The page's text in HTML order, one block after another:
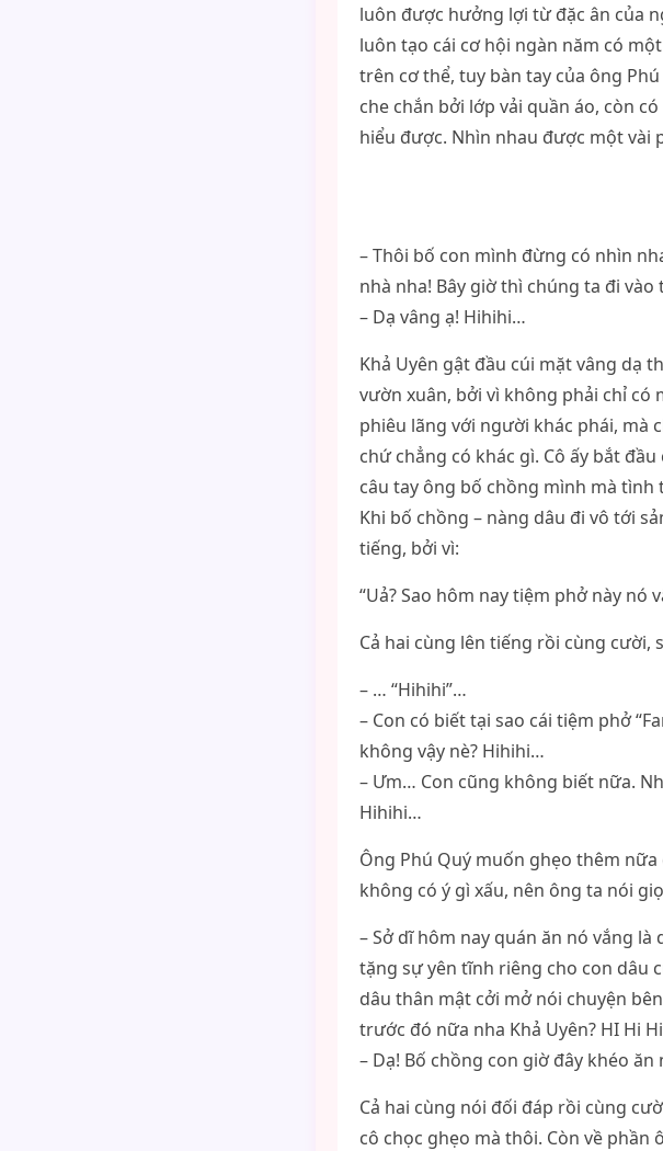
luôn được hưởng lợi từ đặc ân của
luôn tạo cái cơ hội ngàn năm có
trên cơ thể, tuy bàn tay của ông
che chắn bởi lớp vải quần áo, còn
hiểu được. Nhìn nhau được một vài
– Thôi bố con mình đừng có nhìn
nhà nha! Bây giờ thì chúng ta đi
– Dạ vâng ạ! Hihihi…
Khả Uyên gật đầu cúi mặt vâng dạ
vườn xuân, bởi vì không phải chỉ có
phiêu lãng với người khác phái, mà
chứ chẳng có khác gì. Cô ấy bắt
câu tay ông bố chồng mình mà
Khi bố chồng – nàng dâu đi vô tới
tiếng, bởi vì:
“Uả? Sao hôm nay tiệm phở này nó
Cả hai cùng lên tiếng rồi cùng cười,
– … “Hihihi”…
– Con có biết tại sao cái tiệm phở
không vậy nè? Hihihi…
– Ưm… Con cũng không biết nữa.
Hihihi…
Ông Phú Quý muốn ghẹo thêm
không có ý gì xấu, nên ông ta nói
– Sở dĩ hôm nay quán ăn nó vắng
tặng sự yên tĩnh riêng cho con dâu
dâu thân mật cởi mở nói chuyện
trước đó nữa nha Khả Uyên? HI Hi
– Dạ! Bố chồng con giờ đây khéo
Cả hai cùng nói đối đáp rồi cùng
cô chọc ghẹo mà thôi. Còn về phần